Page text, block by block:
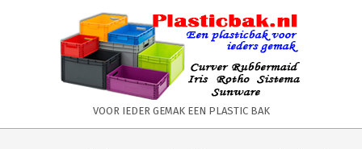
PLASTICBAK.NL
VOOR IEDER GEMAK EEN PLASTIC BAK